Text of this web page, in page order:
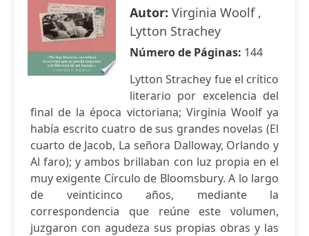
Autor: Virginia Woolf ,
Lytton Strachey
Número de Páginas: 144
Lytton Strachey fue el crítico
literario por excelencia del
final de la época victoriana; Virginia Woolf ya
había escrito cuatro de sus grandes novelas (El
cuarto de Jacob, La señora Dalloway, Orlando y
Al faro); y ambos brillaban con luz propia en el
muy exigente Círculo de Bloomsbury. A lo largo
de veinticinco años, mediante la
correspondencia que reúne este volumen,
juzgaron con agudeza sus propias obras y las